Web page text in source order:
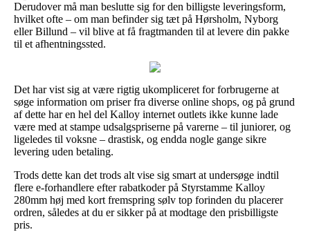
Derudover må man beslutte sig for den billigste leveringsform,
hvilket ofte – om man befinder sig tæt på Hørsholm, Nyborg
eller Billund – vil blive at få fragtmanden til at levere din pakke
til et afhentningssted.
Det har vist sig at være rigtig ukompliceret for forbrugerne at
søge information om priser fra diverse online shops, og på grund
af dette har en hel del Kalloy internet outlets ikke kunne lade
være med at stampe udsalgspriserne på varerne – til juniorer, og
ligeledes til voksne – drastisk, og endda nogle gange sikre
levering uden betaling.
Trods dette kan det trods alt vise sig smart at undersøge indtil
flere e-forhandlere efter rabatkoder på Styrstamme Kalloy
280mm høj med kort fremspring sølv top forinden du placerer
ordren, således at du er sikker på at modtage den prisbilligste
pris.